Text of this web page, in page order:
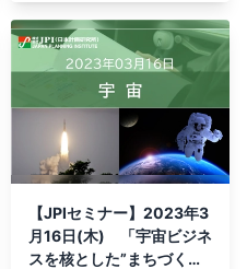
【JPIセミナー】2023年3
月16日(木) 「宇宙ビジネ
スを核とした”まちづく